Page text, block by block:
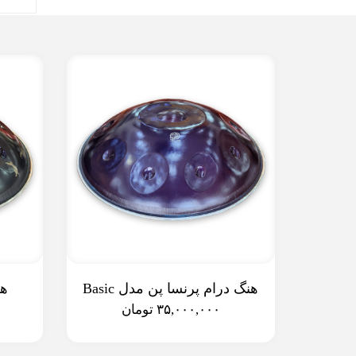
هنگ درام پرنسا پن مدل Basic
۳۵,۰۰۰,۰۰۰ تومان